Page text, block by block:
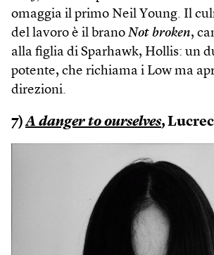
omaggia il primo Neil Young. Il
del lavoro è il brano Not broken,
alla figlia di Sparhawk, Hollis: un
potente, che richiama i Low ma
direzioni.
7)A danger to ourselves,